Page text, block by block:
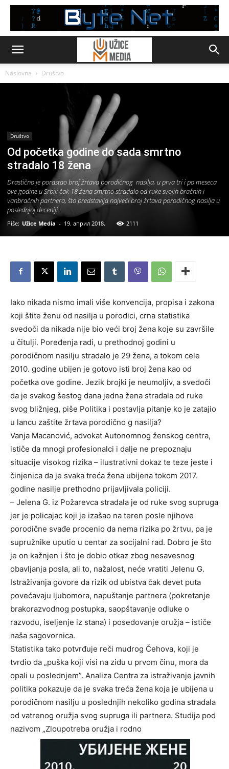
Naslovna Društvo
Društvo
Od početka godine do sada smrtno
stradalo 18 žena
Drastično je porastao broj žrtava porodičnog nasilja, u prva tri i po meseca
ove godine u Srbiji čak 18 žena smrtno stradalo od ruke svojih bračnih i
vanbračnih partnera, što predstavlja najveći broj žrtava porodičnog nasilja u
poslednjoj deceniji.
Piše: Užice Media - 19. април 2018. 2111
Iako nikada nismo imali više konvencija, propisa i zakona
koji štite ženu od nasilja u porodici, crna statistika
svedoči da nikada nije bio veći broj žena koje su završile
u čitulji. Poređenja radi, u prethodnoj godini u
porodičnom nasilju stradalo je 29 žena, a tokom cele
2010. godine ubijen je gotovo isti broj žena kao od
početka ove godine. Jezik brojki je neumoljiv, a svedoči
da je svakog šestog dana jedna žena stradala od ruke
svog bližnjeg, piše Politika i postavlja pitanje ko je zatajio
u lancu zaštite žrtava porodično g nasilja?
Vanja Macanović, advokat Autonomnog ženskog centra,
ističe da mnogi profesionalci i dalje ne prepoznaju
situacije visokog rizika – ilustrativni dokaz te teze jeste i
činjenica da je svaka treća žena ubijena tokom 2017.
godine nasilje prethodno prijavljivala policiji.
– Jelena G. iz Požarevca stradala je od ruke svog supruga
jer je policajac koji je izašao na teren posle njihove
porodične svađe procenio da nema rizika po žrtvu, pa je
supružnike uputio u centar za socijalni rad. Dobro je što
je on kažnjen i što je dobio otkaz zbog nesavesnog
obavljanja posla, ali to, nažalost, neće vratiti Jelenu G.
Istraživanja govore da rizik od ubistva čak devet puta
povećavaju ljubomora, napuštanje partnera (pokretanje
brakorazvodnog postupka, saopštavanje odluke o
razvodu, iseljenje iz stana) i posedovanje oružja – ističe
naša sagovornica.
Statistika tako potvrđuje reči mudrog Čehova, koji je
tvrdio da „puška koji visi na zidu u prvom činu, mora da
opali u poslednjem”. Analiza Centra za istraživanje javnih
politika pokazuje da je svaka treća žena koja je ubijena u
porodičnom nasilju u poslednjih nekoliko godina stradala
od vatrenog oružja svog supruga ili partnera. Studija pod
nazivom „Zloupotreba oružja i rodno